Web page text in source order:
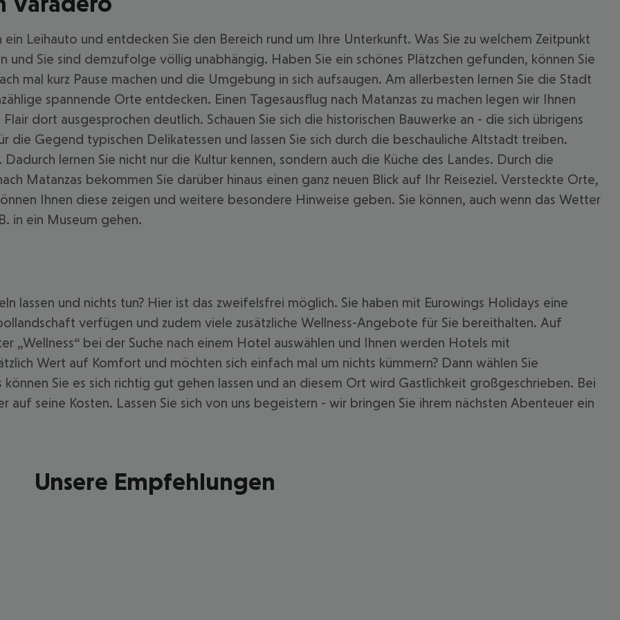
Leihauto und entdecken Sie den Bereich rund um Ihre Unterkunft. Was Sie zu welchem Zeitpunkt
Sie sind demzufolge völlig unabhängig. Haben Sie ein schönes Plätzchen gefunden, können Sie
mal kurz Pause machen und die Umgebung in sich aufsaugen. Am allerbesten lernen Sie die Stadt
spannende Orte entdecken. Einen Tagesausflug nach Matanzas zu machen legen wir Ihnen
dort ausgesprochen deutlich. Schauen Sie sich die historischen Bauwerke an - die sich übrigens
Gegend typischen Delikatessen und lassen Sie sich durch die beschauliche Altstadt treiben.
lernen Sie nicht nur die Kultur kennen, sondern auch die Küche des Landes. Durch die
Matanzas bekommen Sie darüber hinaus einen ganz neuen Blick auf Ihr Reiseziel. Versteckte Orte,
Ihnen diese zeigen und weitere besondere Hinweise geben. Sie können, auch wenn das Wetter
in ein Museum gehen.
lassen und nichts tun? Hier ist das zweifelsfrei möglich. Sie haben mit Eurowings Holidays eine
verfügen und zudem viele zusätzliche Wellness-Angebote für Sie bereithalten. Auf
„Wellness“ bei der Suche nach einem Hotel auswählen und Ihnen werden Hotels mit
Wert auf Komfort und möchten sich einfach mal um nichts kümmern? Dann wählen Sie
Sie es sich richtig gut gehen lassen und an diesem Ort wird Gastlichkeit großgeschrieben. Bei
auf seine Kosten. Lassen Sie sich von uns begeistern - wir bringen Sie ihrem nächsten Abenteuer ein
Unsere Empfehlungen